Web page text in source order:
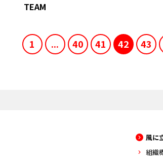
TEAM
1 ... 40 41 42 43
風に
組織